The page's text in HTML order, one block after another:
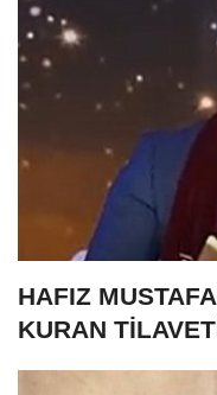
HAFIZ
KURAN